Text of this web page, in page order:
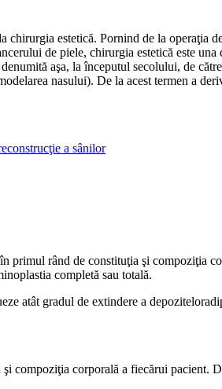
chirurgia estetică. Pornind de la operaţia
de piele, chirurgia estetică este
aşa, la începutul secolului, de
nasului). De la acest termen a
a sânilor
primul rând de constituţia şi compoziţia
completă sau totală.
atât gradul de extindere a
compoziţia corporală a fiecărui pacient.